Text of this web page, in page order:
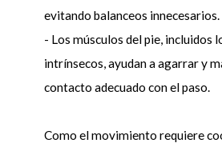
evitando balanceos innecesarios.
- Los músculos del pie, incluidos
intrínsecos, ayudan a agarrar y
contacto adecuado con el paso.
Como el movimiento requiere